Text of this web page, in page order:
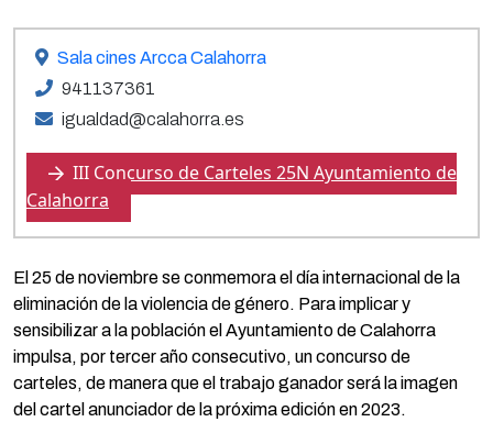
Sala cines Arcca Calahorra
941137361
igualdad@calahorra.es
III Concurso de Carteles 25N Ayuntamiento de
Calahorra
El 25 de noviembre se conmemora el día internacional de la
eliminación de la violencia de género. Para implicar y
sensibilizar a la población el Ayuntamiento de Calahorra
impulsa, por tercer año consecutivo, un concurso de
carteles, de manera que el trabajo ganador será la imagen
del cartel anunciador de la próxima edición en 2023.